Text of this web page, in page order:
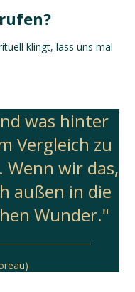
klingt, lass uns mal
was hinter
Vergleich zu
Wenn wir das,
außen in die
Wunder."